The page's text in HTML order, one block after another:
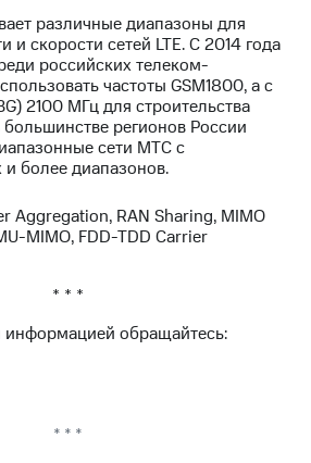
различные диапазоны для
и скорости сетей LTE. С 2014 года
российских телеком-
частоты GSM1800, а с
2100 МГц для строительства
большинстве регионов России
сети МТС с
более диапазонов.
Aggregation, RAN Sharing, MIMO
MIMO, FDD-TDD Carrier
* * *
информацией обращайтесь:
* * *